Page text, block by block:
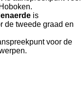
is
de tweede graad en
voor de